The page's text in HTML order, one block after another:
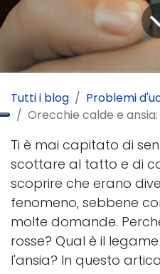
Tutti i blog
Problemi
Orecchie calde e
Ti è mai capitato di
scottare al tatto e di
scoprire che erano
fenomeno, sebbene
molte domande.
rosse? Qual è il
l'ansia? In questo